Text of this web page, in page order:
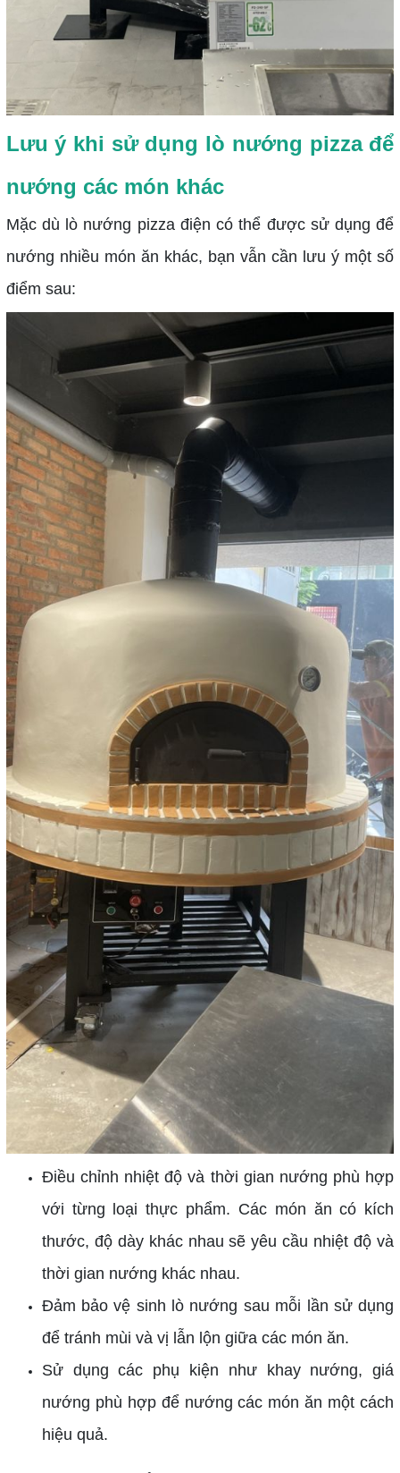
Lưu ý khi sử dụng lò nướng pizza để
nướng các món khác
Mặc dù lò nướng pizza điện có thể được sử dụng để
nướng nhiều món ăn khác, bạn vẫn cần lưu ý một số
điểm sau:
Điều chỉnh nhiệt độ và thời gian nướng phù hợp
với từng loại thực phẩm. Các món ăn có kích
thước, độ dày khác nhau sẽ yêu cầu nhiệt độ và
thời gian nướng khác nhau.
Đảm bảo vệ sinh lò nướng sau mỗi lần sử dụng
để tránh mùi và vị lẫn lộn giữa các món ăn.
Sử dụng các phụ kiện như khay nướng, giá
nướng phù hợp để nướng các món ăn một cách
hiệu quả.